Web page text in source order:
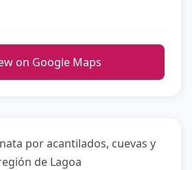
on Google Maps
por acantilados, cuevas y
de Lagoa